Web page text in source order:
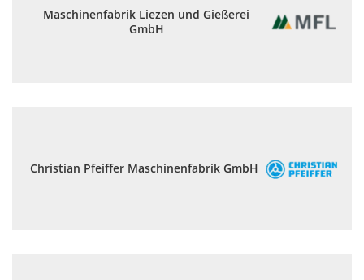
Maschinenfabrik Liezen und Gießerei
GmbH
Christian Pfeiffer Maschinenfabrik GmbH